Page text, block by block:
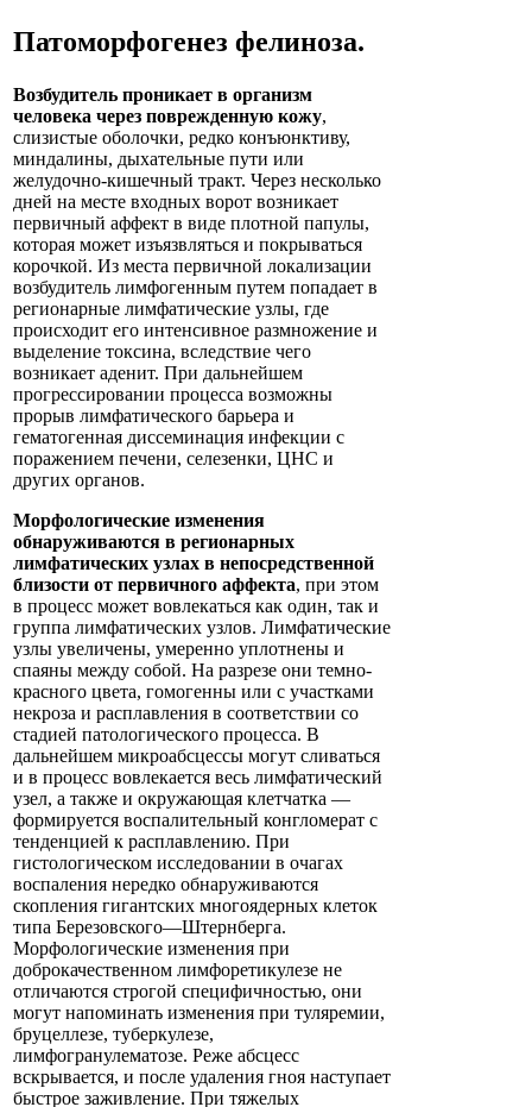
Патоморфогенез фелиноза.
Возбудитель проникает в организм
человека через поврежденную кожу,
слизистые оболочки, редко конъюнктиву,
миндалины, дыхательные пути или
желудочно-кишечный тракт. Через несколько
дней на месте входных ворот возникает
первичный аффект в виде плотной папулы,
которая может изъязвляться и покрываться
корочкой. Из места первичной локализации
возбудитель лимфогенным путем попадает в
регионарные лимфатические узлы, где
происходит его интенсивное размножение и
выделение токсина, вследствие чего
возникает аденит. При дальнейшем
прогрессировании процесса возможны
прорыв лимфатического барьера и
гематогенная диссеминация инфекции с
поражением печени, селезенки, ЦНС и
других органов.
Морфологические изменения
обнаруживаются в регионарных
лимфатических узлах в непосредственной
близости от первичного аффекта, при этом
в процесс может вовлекаться как один, так и
группа лимфатических узлов. Лимфатические
узлы увеличены, умеренно уплотнены и
спаяны между собой. На разрезе они темно-
красного цвета, гомогенны или с участками
некроза и расплавления в соответствии со
стадией патологического процесса. В
дальнейшем микроабсцессы могут сливаться
и в процесс вовлекается весь лимфатический
узел, а также и окружающая клетчатка —
формируется воспалительный конгломерат с
тенденцией к расплавлению. При
гистологическом исследовании в очагах
воспаления нередко обнаруживаются
скопления гигантских многоядерных клеток
типа Березовского—Штернберга.
Морфологические изменения при
доброкачественном лимфоретикулезе не
отличаются строгой специфичностью, они
могут напоминать изменения при туляремии,
бруцеллезе, туберкулезе,
лимфогранулематозе. Реже абсцесс
вскрывается, и после удаления гноя наступает
быстрое заживление. При тяжелых